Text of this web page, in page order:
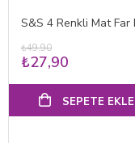
₺27,90
₺49,90
SEPETE EKLE